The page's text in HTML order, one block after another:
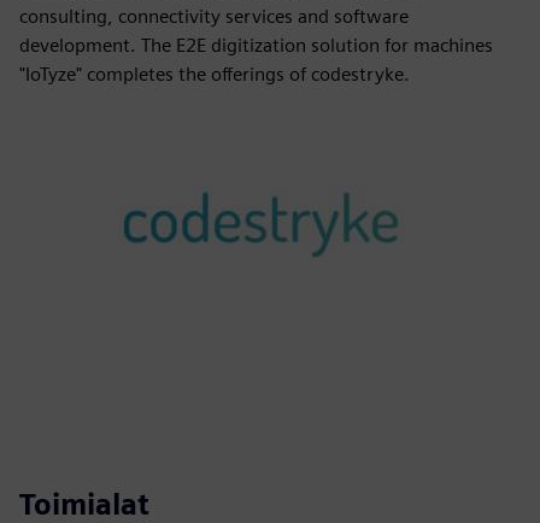
consulting, connectivity services and software
development. The E2E digitization solution for machines
"IoTyze" completes the offerings of codestryke.
Toimialat